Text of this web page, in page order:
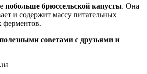
побольше брюссельской капусты. Она
и содержит массу питательных
ферментов.
советами с друзьями и